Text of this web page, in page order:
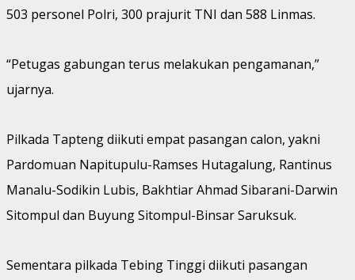
503 personel Polri, 300 prajurit TNI dan 588 Linmas.
“Petugas gabungan terus melakukan pengamanan,”
ujarnya.
Pilkada Tapteng diikuti empat pasangan calon, yakni
Pardomuan Napitupulu-Ramses Hutagalung, Rantinus
Manalu-Sodikin Lubis, Bakhtiar Ahmad Sibarani-Darwin
Sitompul dan Buyung Sitompul-Binsar Saruksuk.
Sementara pilkada Tebing Tinggi diikuti pasangan